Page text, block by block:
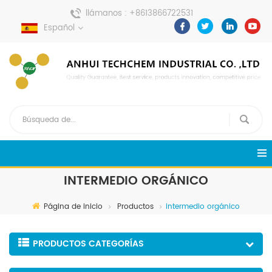
llámanos : +8613866722531
enviar un mensaje :
pweiping@techemi.com
Español
INTERMEDIO ORGÁNICO
Página de inicio Productos intermedio orgánico
PRODUCTOS CATEGORÍAS